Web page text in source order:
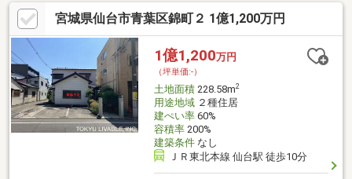
宮城県仙台市青葉区錦町２ 1億1,200万円
1億1,200万円
（坪単価:-）
土地面積228.58m2
用途地域２種住居
建ぺい率60%
容積率200%
建築条件なし
ＪＲ東北本線 仙台駅 徒歩10分